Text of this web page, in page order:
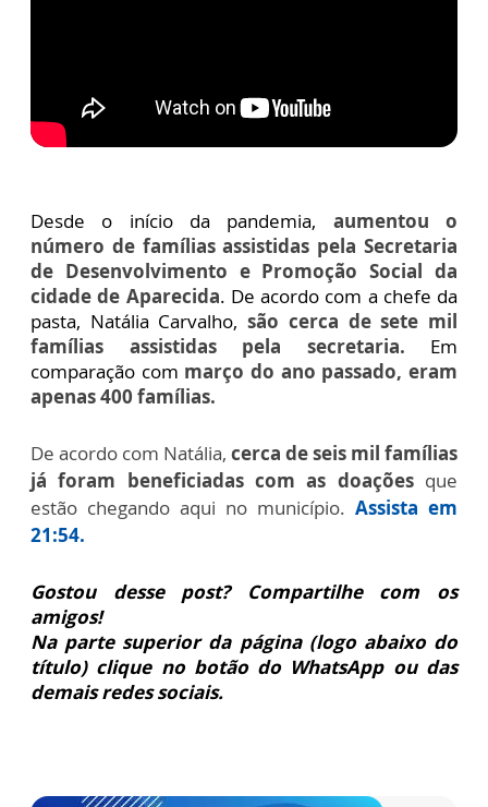
Desde o início da pandemia, aumentou o
número de famílias assistidas pela Secretaria
de Desenvolvimento e Promoção Social da
cidade de Aparecida. De acordo com a chefe da
pasta, Natália Carvalho,são cerca de sete mil
famílias assistidas pela secretaria. Em
comparação com março do ano passado, eram
apenas 400 famílias.
De acordo com Natália, cerca de seis mil famílias
já foram beneficiadas com as doaçõesque
estão chegando aqui no município. Assista em
21:54.
Gostou desse post? Compartilhe com os
amigos!
Na parte superior da página (logo abaixo do
título) clique no botão do WhatsApp ou das
demais redes sociais.